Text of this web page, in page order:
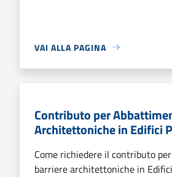
VAI ALLA PAGINA
Contributo per
Architettoniche in Edifici
Come richiedere il contributo
barriere architettoniche in